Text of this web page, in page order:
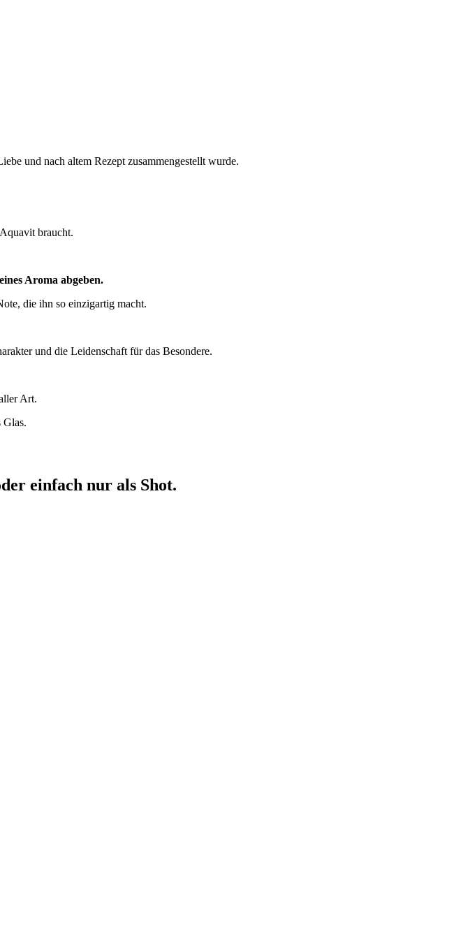
und nach altem Rezept zusammengestellt wurde.
braucht.
Aroma abgeben.
die ihn so einzigartig macht.
und die Leidenschaft für das Besondere.
Art.
Glas.
einfach nur als Shot.